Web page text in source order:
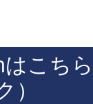
こち
）